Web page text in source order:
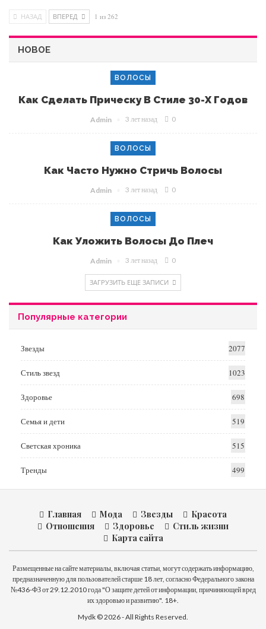
НАЗАД ВПЕРЕД 1 из 262
НОВОЕ
ВОЛОСЫ
Как Сделать Прическу В Стиле 30-Х Годов
Admin 3 лет назад 0
ВОЛОСЫ
Как Часто Нужно Стричь Волосы
Admin 3 лет назад 0
ВОЛОСЫ
Как Уложить Волосы До Плеч
Admin 3 лет назад 0
ЗАГРУЗИТЬ ЕЩЕ ЗАПИСИ
Популярные категории
Звезды 2077
Стиль звезд 1023
Здоровье 698
Семья и дети 519
Светская хроника 515
Тренды 499
Главная Мода Звезды
Красота
Отношения
Здоровье
Стиль жизни
Карта сайта
Размещенные на сайте материалы, включая статьи, могут содержать информацию,
предназначенную для пользователей старше 18 лет, согласно Федерального закона
№436-ФЗ от 29.12.2010 года "О защите детей от информации, причиняющей вред
их здоровью и развитию". 18+.
Mydk © 2026 - All Rights Reserved.